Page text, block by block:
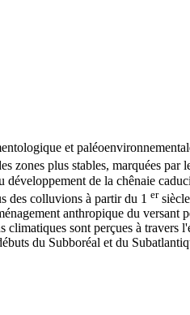
et
zones plus stables, marquées par
de la chênaie
des colluvions à partir du 1 er
anthropique du versant
sont perçues à travers
du Subboréal et du